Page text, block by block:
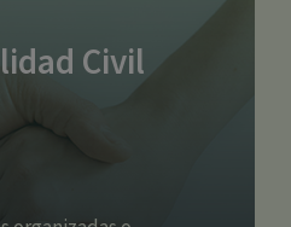
Civil